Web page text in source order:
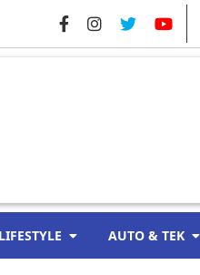
LIFESTYLE AUTO & TEK